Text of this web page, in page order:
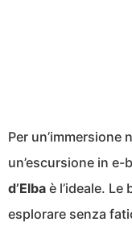
Per un’immersione
un’escursione in e-
d’Elba è l’ideale.
esplorare senza